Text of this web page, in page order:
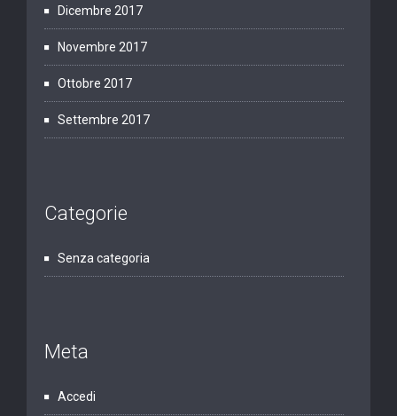
Dicembre 2017
Novembre 2017
Ottobre 2017
Settembre 2017
Categorie
Senza categoria
Meta
Accedi